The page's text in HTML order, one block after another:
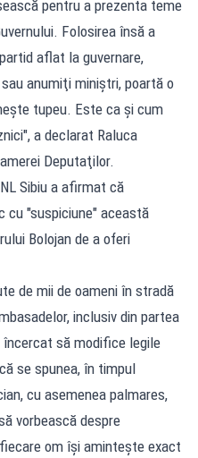
pentru a prezenta teme
Folosirea însă a
aflat la guvernare,
anumiţi miniştri, poartă o
tupeu. Este ca şi cum
a declarat Raluca
Deputaţilor.
Sibiu a afirmat că
cu "suspiciune" această
Bolojan de a oferi
de mii de oameni în stradă
inclusiv din partea
încercat să modifice legile
se spunea, în timpul
cu asemenea palmares,
vorbească despre
om îşi aminteşte exact